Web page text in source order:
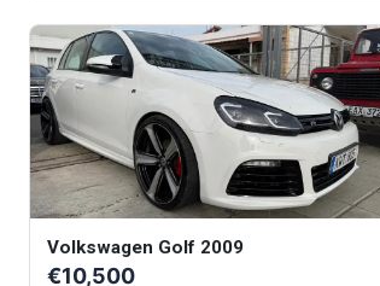
Volkswagen Golf 2009
€10,500